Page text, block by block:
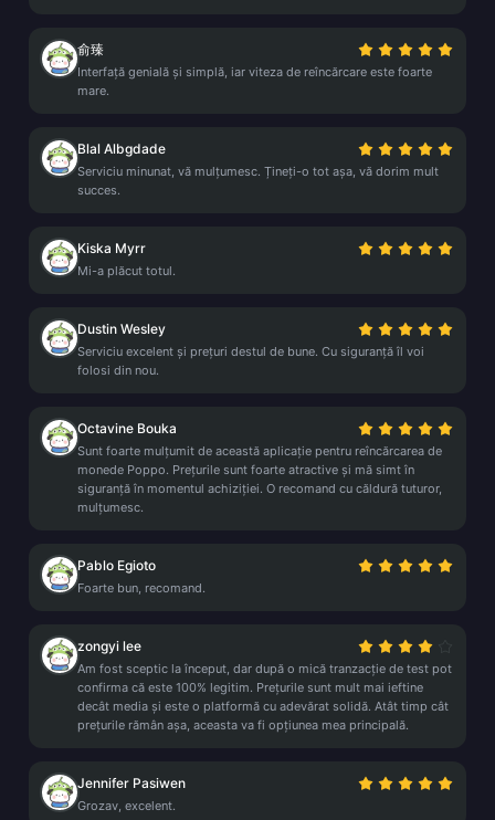
俞臻
Interfață genială și simplă, iar viteza de reîncărcare este foarte
mare.
Blal Albgdade
Serviciu minunat, vă mulțumesc. Țineți-o tot așa, vă dorim mult
succes.
Kiska Myrr
Mi-a plăcut totul.
Dustin Wesley
Serviciu excelent și prețuri destul de bune. Cu siguranță îl voi
folosi din nou.
Octavine Bouka
Sunt foarte mulțumit de această aplicație pentru reîncărcarea de
monede Poppo. Prețurile sunt foarte atractive și mă simt în
siguranță în momentul achiziției. O recomand cu căldură tuturor,
mulțumesc.
Pablo Egioto
Foarte bun, recomand.
zongyi lee
Am fost sceptic la început, dar după o mică tranzacție de test pot
confirma că este 100% legitim. Prețurile sunt mult mai ieftine
decât media și este o platformă cu adevărat solidă. Atât timp cât
prețurile rămân așa, aceasta va fi opțiunea mea principală.
Jennifer Pasiwen
Grozav, excelent.